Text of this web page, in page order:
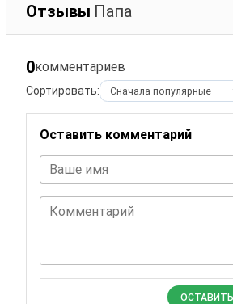
Отзывы Папа
0комментариев
Сортировать:
Оставить комментарий
Ваше имя
Комментарий